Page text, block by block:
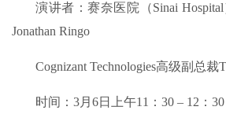
演讲者：赛奈医院（Sinai
Jonathan Ringo
Cognizant Technologies高级副总裁
时间：3月6日上午11：30 – 12：30